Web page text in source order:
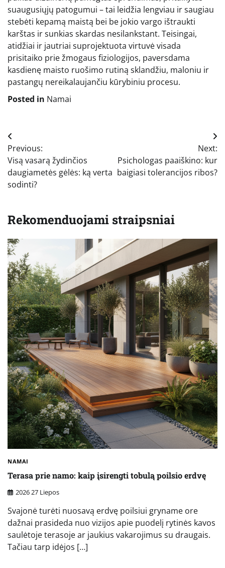
suaugusiųjų patogumui – tai leidžia lengviau ir saugiau
stebėti kepamą maistą bei be jokio vargo ištraukti
karštas ir sunkias skardas nesilankstant. Teisingai,
atidžiai ir jautriai suprojektuota virtuvė visada
prisitaiko prie žmogaus fiziologijos, paversdama
kasdienę maisto ruošimo rutiną sklandžiu, maloniu ir
pastangų nereikalaujančiu kūrybiniu procesu.
Posted in Namai
Navigacija
tarp
įrašų
Previous:
Visą vasarą žydinčios
daugiametės gėlės: ką verta
sodinti?
Next:
Psichologas paaiškino: kur
baigiasi tolerancijos ribos?
Rekomenduojami straipsniai
NAMAI
Terasa prie namo: kaip įsirengti tobulą poilsio erdvę
2026 27 Liepos
Svajonė turėti nuosavą erdvę poilsiui gryname ore
dažnai prasideda nuo vizijos apie puodelį rytinės kavos
saulėtoje terasoje ar jaukius vakarojimus su draugais.
Tačiau tarp idėjos […]